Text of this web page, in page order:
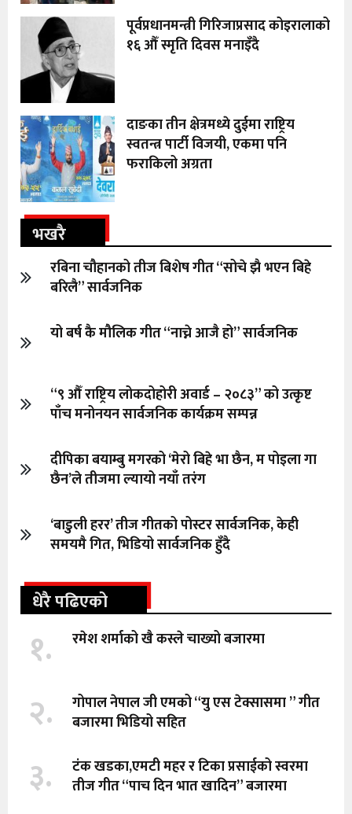
पूर्वप्रधानमन्त्री गिरिजाप्रसाद कोइरालाको
१६ औँ स्मृति दिवस मनाइँदै
दाङका तीन क्षेत्रमध्ये दुईमा राष्ट्रिय
स्वतन्त्र पार्टी विजयी, एकमा पनि
फराकिलो अग्रता
भखरै
रबिना चौहानको तीज बिशेष गीत “सोचे झै भएन बिहे
बरिलै” सार्वजनिक
यो बर्ष कै मौलिक गीत “नाच्ने आजै हो” सार्वजनिक
“९ औँ राष्ट्रिय लोकदोहोरी अवार्ड – २०८३” को उत्कृष्ट
पाँच मनोनयन सार्वजनिक कार्यक्रम सम्पन्न
दीपिका बयाम्बु मगरको ‘मेरो बिहे भा छैन, म पोइला गा
छैन’ले तीजमा ल्यायो नयाँ तरंग
‘बाडुली हरर’ तीज गीतको पोस्टर सार्वजनिक, केही
समयमै गित, भिडियो सार्वजनिक हुँदै
धेरै पढिएको
१. रमेश शर्माको खै कस्ले चाख्यो बजारमा
२.
गोपाल नेपाल जी एमको “यु एस टेक्सासमा ” गीत
बजारमा भिडियो सहित
३.
टंक खडका,एमटी महर र टिका प्रसाईको स्वरमा
तीज गीत “पाच दिन भात खादिन” बजारमा